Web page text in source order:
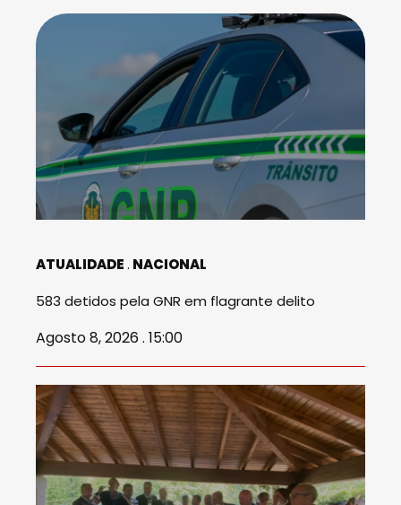
ATUALIDADE NACIONAL
583 detidos pela GNR em flagrante delito
Agosto 8, 2026 . 15:00